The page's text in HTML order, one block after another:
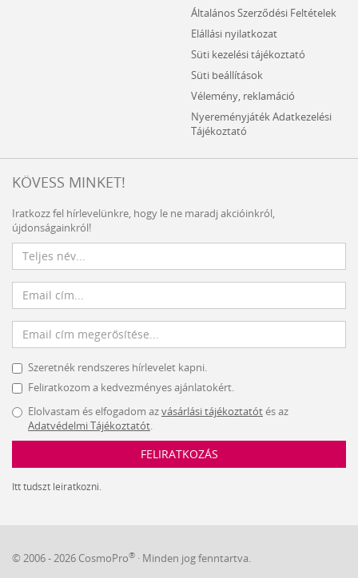
Általános Szerződési Feltételek
Elállási nyilatkozat
Süti kezelési tájékoztató
Süti beállítások
Vélemény, reklamáció
Nyereményjáték Adatkezelési
Tájékoztató
KÖVESS MINKET!
Iratkozz fel hírlevelünkre, hogy le ne maradj akcióinkról,
újdonságainkról!
Szeretnék rendszeres hírlevelet kapni.
Feliratkozom a kedvezményes ajánlatokért.
Elolvastam és elfogadom azvásárlási tájékoztatótés az
Adatvédelmi Tájékoztatót.
FELIRATKOZÁS
Itt tudszt leiratkozni.
© 2006 - 2026 CosmoPro® · Minden jog fenntartva.